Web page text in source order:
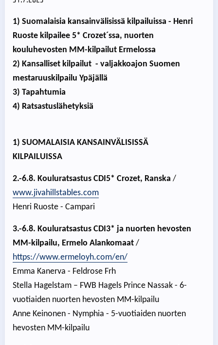
1) Suomalaisia kansainvälisissä kilpailuissa - Henri
Ruoste kilpailee 5* Crozet´ssa, nuorten
kouluhevosten MM-kilpailut Ermelossa
2) Kansalliset kilpailut - valjakkoajon Suomen
mestaruuskilpailu Ypäjällä
3) Tapahtumia
4) Ratsastuslähetyksiä
1) SUOMALAISIA KANSAINVÄLISISSÄ
KILPAILUISSA
2.-6.8. Kouluratsastus CDI5* Crozet, Ranska /
www.jivahillstables.com
Henri Ruoste - Campari
3.-6.8. Kouluratsastus CDI3* ja nuorten hevosten
MM-kilpailu, Ermelo Alankomaat /
https://www.ermeloyh.com/en/
Emma Kanerva - Feldrose Frh
Stella Hagelstam – FWB Hagels Prince Nassak - 6-
vuotiaiden nuorten hevosten MM-kilpailu
Anne Keinonen - Nymphia - 5-vuotiaiden nuorten
hevosten MM-kilpailu